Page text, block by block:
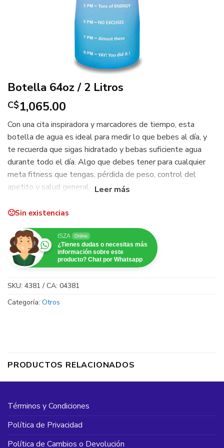
Botella 64oz / 2 Litros
C$1,065.00
Con una cita inspiradora y marcadores de tiempo, esta
botella de agua es ideal para medir lo que bebes al día, y
te recuerda que sigas hidratado y bebas suficiente agua
durante todo el día. Algo que debes tener para cualquier
meta fitness que tengas, pérdida de peso, control del
apetito y salud general.
Diseñado con mango de cordón desmontable, hecho de
agua sea cómoda, fácil de llevar.
Sin existencias
ISZA Online
¿Tienes dudas o necesitas más
información sobre este
producto? Chat por Whatsapp
SKU: 4381 / CA: 04381
Categoría: Otros
PRODUCTOS RELACIONADOS
Términos y Condiciones
Política de Privacidad
Política de Cambios o Devolución